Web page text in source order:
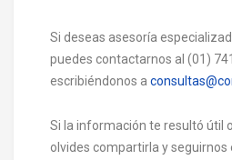
Si deseas asesoría
puedes contactarnos al (01)
escribiéndonos a
Si la información te resultó útil
olvides compartirla y seguirnos